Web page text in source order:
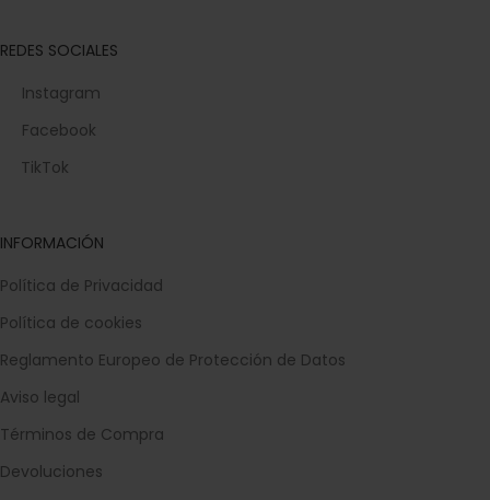
REDES SOCIALES
Instagram
Facebook
TikTok
INFORMACIÓN
Política de Privacidad
Política de cookies
Reglamento Europeo de Protección de Datos
Aviso legal
Términos de Compra
Devoluciones